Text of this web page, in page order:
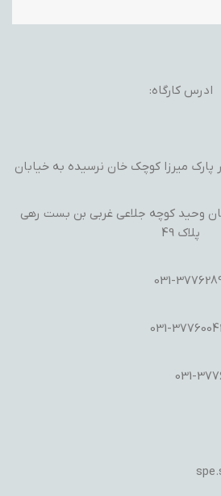
ادرس کارگاه:
پارک میرزا کوچک خان نرسیده به خیابان
وحید کوچه جلاعی غربی بن بست رهی
پلاک 49